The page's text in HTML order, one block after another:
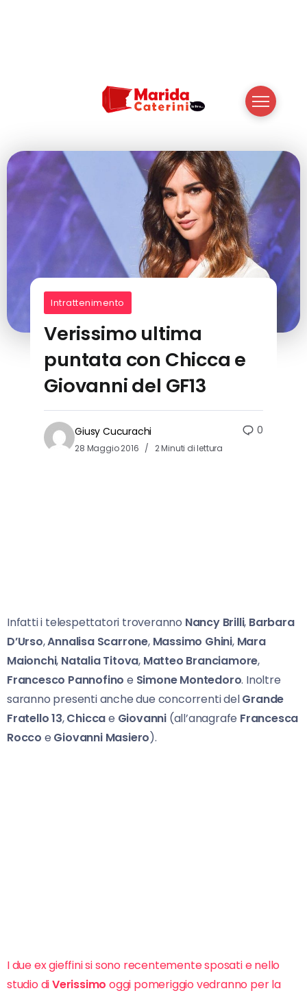
Intrattenimento
Verissimo ultima
puntata con Chicca e
Giovanni del GF13
Giusy Cucurachi
28 Maggio 2016 2 Minuti di lettura
0
Infatti i telespettatori troveranno Nancy Brilli, Barbara
D’Urso,Annalisa Scarrone, Massimo Ghini, Mara
Maionchi, Natalia Titova, Matteo Branciamore,
Francesco Pannofino e Simone Montedoro. Inoltre
saranno presenti anche due concorrenti delGrande
Fratello 13,Chiccae Giovanni (all’anagrafe Francesca
Rocco e Giovanni Masiero).
I due ex gieffini si sono recentemente sposati e nello
studio diVerissimo oggi pomeriggio vedranno per la